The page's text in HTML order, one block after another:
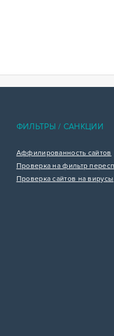
ФИЛЬТРЫ / САНКЦИИ
Аффилированность сайтов
Проверка на фильтр
Проверка сайтов на вирусы